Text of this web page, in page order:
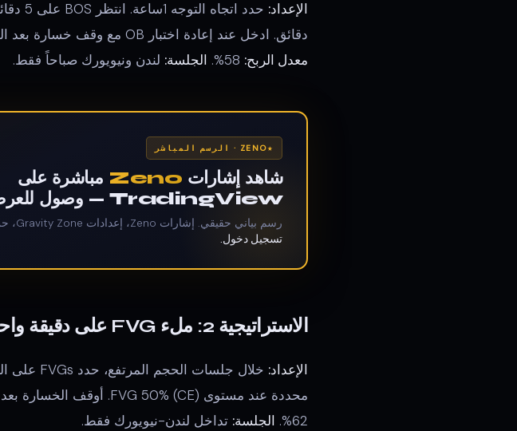
الإعداد:
دقائق. ادخل عند إعادة اختبار OB مع وقف خسارة بعد الفتيل.
معدل الربح:
الجلسة: لندن ونيويورك صباحاً فقط.
ZENO · الرسم المباشر
شاهد إشارات Zeno مباشرة على
TradingView — وصول للعرض فقط.
رسم بياني حقيقي. إشارات Zeno، إعدادات Gravity Zone، حركة السعر المباشرة.
تسجيل دخول.
الاستراتيجية 2: ملء FVG على دقيقة واحدة
الإعداد:
محددة عند مستوى FVG 50% (CE). أوقف الخسارة بعد FVG.
62%.
الجلسة: تداخل لندن-نيويورك فقط.